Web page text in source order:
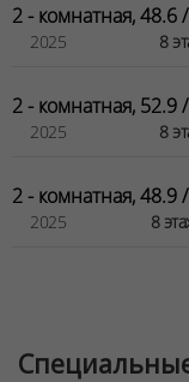
2 - комнатная, 48.6
2025 8
2 - комнатная, 52.9
2025 8
2 - комнатная, 48.9
2025 8